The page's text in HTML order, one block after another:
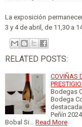
La exposición
3 y 4 de abril, de 11,30 a
RELATED POSTS:
COVIÑAS
Bodegas
Bodega
Peñín
Bobal Si… Read More